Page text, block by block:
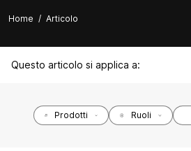
Home / Articolo
Questo articolo si applica a:
Prodotti Ruoli